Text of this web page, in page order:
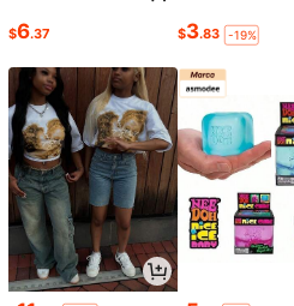
$6.37 $3.83 -19%